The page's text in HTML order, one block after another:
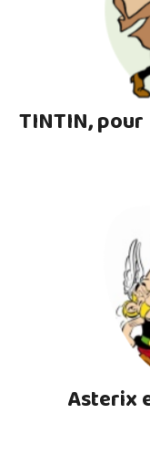
TINTIN, pour
Asterix